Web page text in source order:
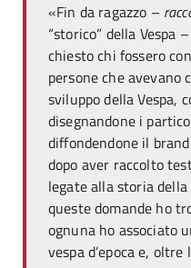
«Fin da ragazzo –
“storico” della Vespa
chiesto chi fossero
persone che avevano
sviluppo della Vespa,
disegnandone i
diffondendone il
dopo aver raccolto
legate alla storia
queste domande ho
ognuna ho associato
vespa d’epoca e, oltre